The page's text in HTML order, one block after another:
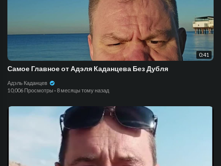
0:41
Самое Главное от Адэля Каданцева Без Дубля
Адэль Каданцев
10,006 Просмотры · 8 месяцы тому назад